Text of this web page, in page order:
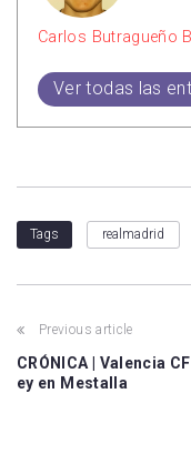
Carlos Butragueño
Ver todas las
Tags realmadrid
Previous article
CRÓNICA | Valencia
ey en Mestalla